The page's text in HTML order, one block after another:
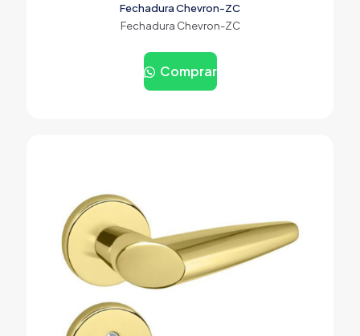
Fechadura Chevron-ZC
Fechadura Chevron-ZC
Comprar